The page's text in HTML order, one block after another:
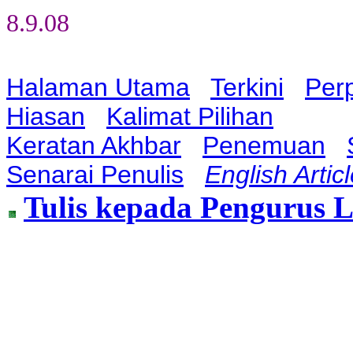
8.9.08
Halaman Utama Terkini
Hiasan
Kalimat Pilihan
Keratan Akhbar
Penemuan
Senarai Penulis
English
Tulis kepada Pengurus